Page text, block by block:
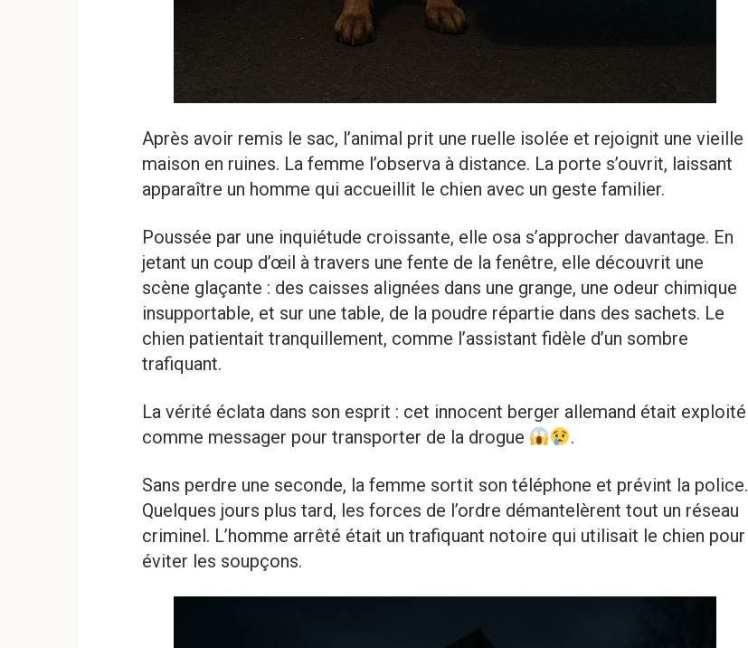
Après avoir remis le sac, l’animal prit une ruelle isolée et rejoignit une vieille
maison en ruines. La femme l’observa à distance. La porte s’ouvrit, laissant
apparaître un homme qui accueillit le chien avec un geste familier.
Poussée par une inquiétude croissante, elle osa s’approcher davantage. En
jetant un coup d’œil à travers une fente de la fenêtre, elle découvrit une
scène glaçante : des caisses alignées dans une grange, une odeur chimique
insupportable, et sur une table, de la poudre répartie dans des sachets. Le
chien patientait tranquillement, comme l’assistant fidèle d’un sombre
trafiquant.
La vérité éclata dans son esprit : cet innocent berger allemand était exploité
comme messager pour transporter de la drogue
.
Sans perdre une seconde, la femme sortit son téléphone et prévint la police.
Quelques jours plus tard, les forces de l’ordre démantelèrent tout un réseau
criminel. L’homme arrêté était un trafiquant notoire qui utilisait le chien pour
éviter les soupçons.